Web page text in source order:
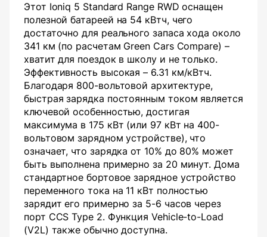
Этот Ioniq 5 Standard Range RWD оснащен
полезной батареей на 54 кВтч, чего
достаточно для реального запаса хода около
341 км (по расчетам Green Cars Compare) –
хватит для поездок в школу и не только.
Эффективность высокая – 6.31 км/кВтч.
Благодаря 800-вольтовой архитектуре,
быстрая зарядка постоянным током является
ключевой особенностью, достигая
максимума в 175 кВт (или 97 кВт на 400-
вольтовом зарядном устройстве), что
означает, что зарядка от 10% до 80% может
быть выполнена примерно за 20 минут. Дома
стандартное бортовое зарядное устройство
переменного тока на 11 кВт полностью
зарядит его примерно за 5-6 часов через
порт CCS Type 2. Функция Vehicle-to-Load
(V2L) также обычно доступна.